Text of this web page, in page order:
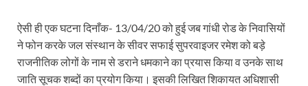
ऐसी ही एक घटना दिनाँक- 13/04/20 को हुई जब गांधी रोड के निवासियों
ने फोन करके जल संस्थान के सीवर सफाई सुपरवाइजर रमेश को बड़े
राजनीतिक लोगों के नाम से डराने धमकाने का प्रयास किया व उनके साथ
जाति सूचक शब्दों का प्रयोग किया। इसकी लिखित शिकायत अधिशासी